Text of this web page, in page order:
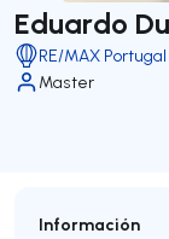
Eduardo
RE/MAX Portugal
Master
Información